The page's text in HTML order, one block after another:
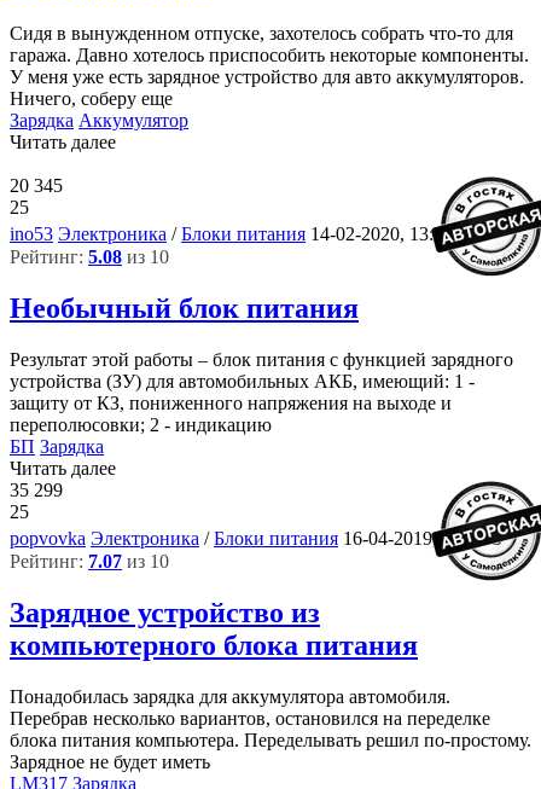
Сидя в вынужденном отпуске, захотелось собрать что-то для
гаража. Давно хотелось приспособить некоторые компоненты.
У меня уже есть зарядное устройство для авто аккумуляторов.
Ничего, соберу еще
Зарядка Аккумулятор
Читать далее
20 345
25
ino53 Электроника /Блоки питания 14-02-2020, 13:01 8
Рейтинг: 5.08 из 10
Необычный блок питания
Результат этой работы – блок питания с функцией зарядного
устройства (ЗУ) для автомобильных АКБ, имеющий: 1 -
защиту от КЗ, пониженного напряжения на выходе и
переполюсовки; 2 - индикацию
БП Зарядка
Читать далее
35 299
25
popvovka Электроника /Блоки питания 16-04-2019, 08:32 8
Рейтинг: 7.07 из 10
Зарядное устройство из
компьютерного блока питания
Понадобилась зарядка для аккумулятора автомобиля.
Перебрав несколько вариантов, остановился на переделке
блока питания компьютера. Переделывать решил по-простому.
Зарядное не будет иметь
LM317 Зарядка